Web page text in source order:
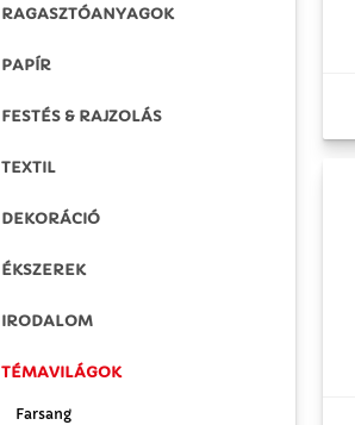
RAGASZTÓANYAGOK
PAPÍR
FESTÉS & RAJZOLÁS
TEXTIL
DEKORÁCIÓ
ÉKSZEREK
IRODALOM
TÉMAVILÁGOK
Farsang